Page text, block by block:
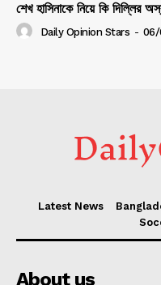
শেখ হাসিনাকে নিয়ে কি দিল্লির
Daily Opinion Stars - 06/
Latest News
About us